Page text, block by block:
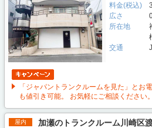
料金(税込)
広さ
所在地
交通
「ジャパントランクルームを見た」とお
も値引き可能。 お気軽にご相談ください。
屋内 加瀬のトランクルーム川崎区